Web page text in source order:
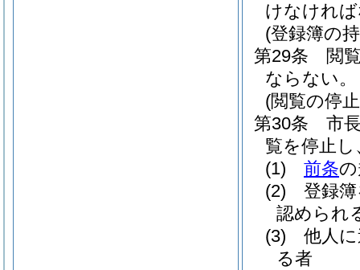
けなけれ
(登録簿の
第29条
閲
ならない。
(閲覧の停
第30条
市
覧を停止
(1)
前条
(2)
登録
認められ
(3)
他人
る者